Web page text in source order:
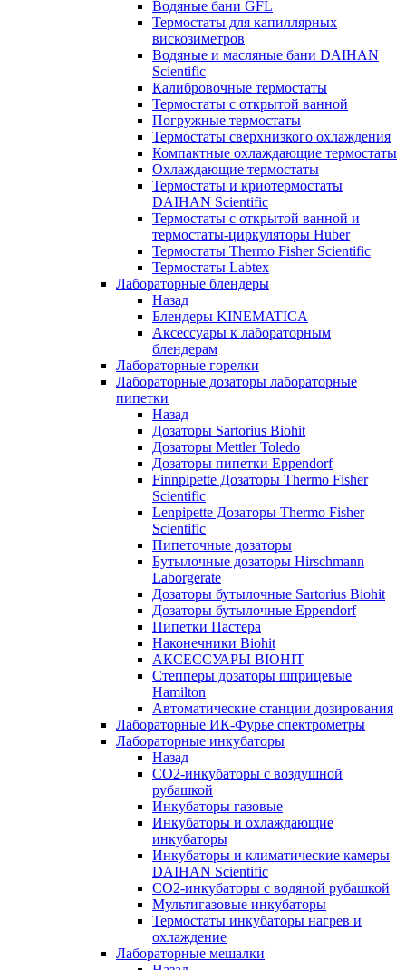
Водяные бани GFL
Термостаты для капиллярных
вискозиметров
Водяные и масляные бани DAIHAN
Scientific
Калибровочные термостаты
Термостаты с открытой ванной
Погружные термостаты
Термостаты сверхнизкого охлаждения
Компактные охлаждающие термостаты
Охлаждающие термостаты
Термостаты и криотермостаты
DAIHAN Scientific
Термостаты с открытой ванной и
термостаты-циркуляторы Huber
Термостаты Thermo Fisher Scientific
Термостаты Labtex
Лабораторные блендеры
Назад
Блендеры KINEMATICA
Аксессуары к лабораторным
блендерам
Лабораторные горелки
Лабораторные дозаторы лабораторные
пипетки
Назад
Дозаторы Sartorius Biohit
Дозаторы Mettler Toledo
Дозаторы пипетки Eppendorf
Finnpipette Дозаторы Thermo Fisher
Scientific
Lenpipette Дозаторы Thermo Fisher
Scientific
Пипеточные дозаторы
Бутылочные дозаторы Hirschmann
Laborgerate
Дозаторы бутылочные Sartorius Biohit
Дозаторы бутылочные Eppendorf
Пипетки Пастера
Наконечники Biohit
АКСЕССУАРЫ BIOHIT
Степперы дозаторы шприцевые
Hamilton
Автоматические станции дозирования
Лабораторные ИК-Фурье спектрометры
Лабораторные инкубаторы
Назад
СО2-инкубаторы с воздушной
рубашкой
Инкубаторы газовые
Инкубаторы и охлаждающие
инкубаторы
Инкубаторы и климатические камеры
DAIHAN Scientific
CO2-инкубаторы с водяной рубашкой
Мультигазовые инкубаторы
Термостаты инкубаторы нагрев и
охлаждение
Лабораторные мешалки